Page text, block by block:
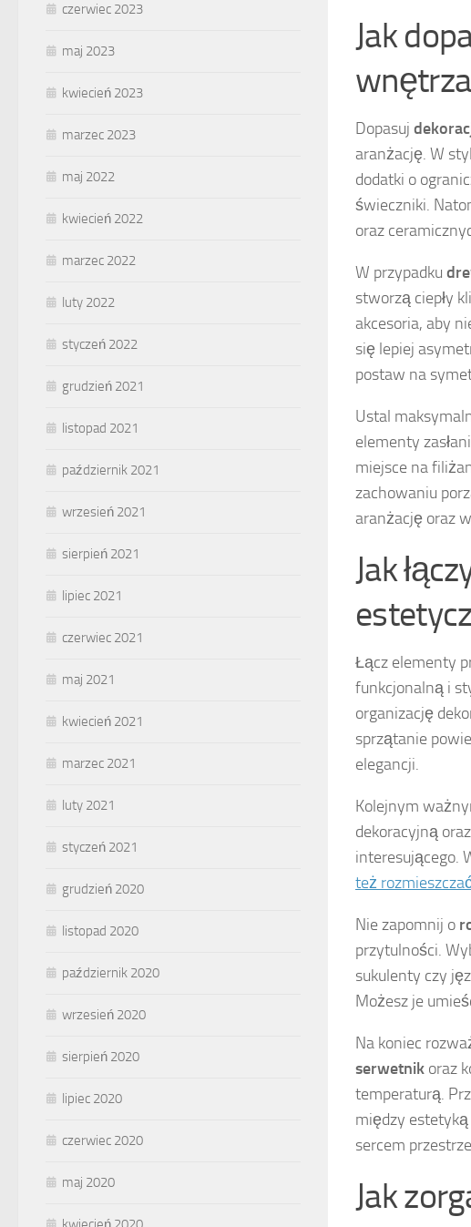
Jak
Dopasuj
aranżację. W
dodatki o
świeczniki.
oraz
W przypadku
stworzą ciepły
akcesoria, aby
się lepiej
postaw na
Ustal
elementy
miejsce na
zachowaniu
aranżację oraz
Jak
Łącz elementy
funkcjonalną i
organizację
sprzątanie
elegancji.
Kolejnym
dekoracyjną
interesującego.
też
Nie zapomnij o
przytulności.
sukulenty czy
Możesz je
Na koniec
serwetnik oraz
temperaturą.
między
sercem
Jak
czerwiec 2023
maj 2023
kwiecień 2023
marzec 2023
maj 2022
kwiecień 2022
marzec 2022
luty 2022
styczeń 2022
grudzień 2021
listopad 2021
październik 2021
wrzesień 2021
sierpień 2021
lipiec 2021
czerwiec 2021
maj 2021
kwiecień 2021
marzec 2021
luty 2021
styczeń 2021
grudzień 2020
listopad 2020
październik 2020
wrzesień 2020
sierpień 2020
lipiec 2020
czerwiec 2020
maj 2020